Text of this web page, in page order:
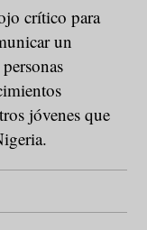
crítico para
un
jóvenes que